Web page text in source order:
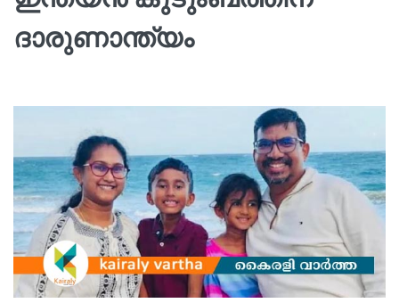
ദാരുണാന്ത്യം